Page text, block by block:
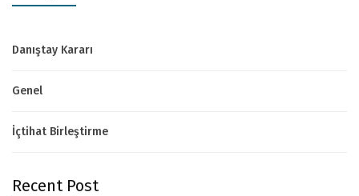
Danıştay Kararı
Genel
İçtihat Birleştirme
Recent Post